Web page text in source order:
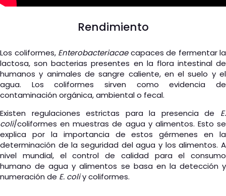
Rendimiento
Los coliformes, Enterobacteriacaecapaces de fermentar la
lactosa, son bacterias presentes en la flora intestinal de
humanos y animales de sangre caliente, en el suelo y el
agua. Los coliformes sirven como evidencia de
contaminación orgánica, ambiental o fecal.
Existen regulaciones estrictas para la presencia de E.
coli/coliformes en muestras de agua y alimentos. Esto se
explica por la importancia de estos gérmenes en la
determinación de la seguridad del agua y los alimentos. A
nivel mundial, el control de calidad para el consumo
humano de agua y alimentos se basa en la detección y
numeración de E. coliy coliformes.